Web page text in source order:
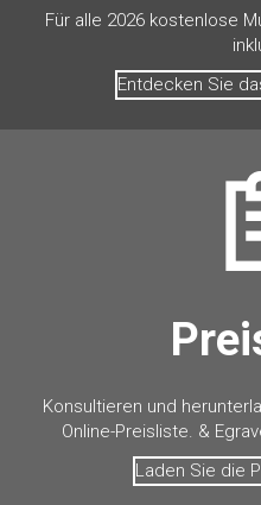
Für alle 2026 kostenlose
Entdecken Sie
Konsultieren und
Online-Preisliste. &
Laden Sie die